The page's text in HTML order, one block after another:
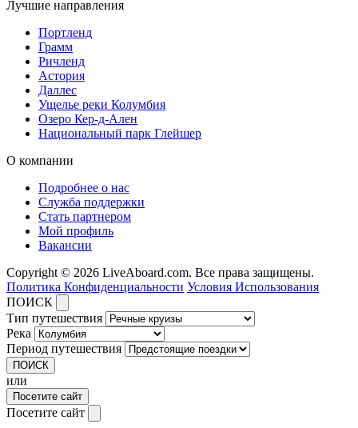
Лучшие направления
Портленд
Грамм
Ричленд
Астория
Даллес
Ущелье реки Колумбия
Озеро Кер-д-Ален
Национальный парк Глейшер
О компании
Подробнее о нас
Служба поддержки
Стать партнером
Мой профиль
Вакансии
Copyright © 2026 LiveAboard.com. Все права защищены.
Политика Конфиденциальности Условия Использования
ПОИСК
Тип путешествия
Река
Период путешествия
ПОИСК
или
Посетите сайт
Посетите сайт